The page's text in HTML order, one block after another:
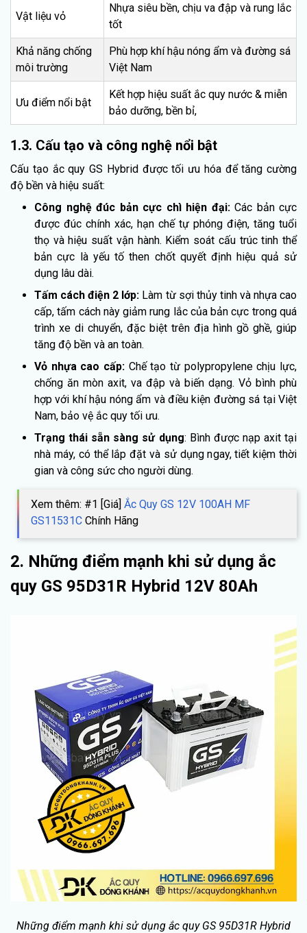
Vật liệu vỏ
Nhựa siêu bền, chịu va đập và rung lắc
tốt
Khả năng chống
môi trường
Phù hợp khí hậu nóng ẩm và đường sá
Việt Nam
Ưu điểm nổi bật
Kết hợp hiệu suất ắc quy nước & miễn
bảo dưỡng, bền bỉ,
1.3. Cấu tạo và công nghệ nổi bật
Cấu tạo ắc quy GS Hybrid được tối ưu hóa để tăng cường
độ bền và hiệu suất:
Công nghệ đúc bản cực chì hiện đại:Các bản cực
được đúc chính xác, hạn chế tự phóng điện, tăng tuổi
thọ và hiệu suất vận hành. Kiểm soát cấu trúc tinh thể
bản cực là yếu tố then chốt quyết định hiệu quả sử
dụng lâu dài.
Tấm cách điện 2 lớp: Làm từ sợi thủy tinh và nhựa cao
cấp, tấm cách này giảm rung lắc của bản cực trong quá
trình xe di chuyển, đặc biệt trên địa hình gồ ghề, giúp
tăng độ bền và an toàn.
Vỏ nhựa cao cấp: Chế tạo từ polypropylene chịu lực,
chống ăn mòn axit, va đập và biến dạng. Vỏ bình phù
hợp với khí hậu nóng ẩm và điều kiện đường sá tại Việt
Nam, bảo vệ ắc quy tối ưu.
Trạng thái sẵn sàng sử dụng: Bình được nạp axit tại
nhà máy, có thể lắp đặt và sử dụng ngay, tiết kiệm thời
gian và công sức cho người dùng.
Xem thêm: #1 [Giá] Ắc Quy GS 12V 100AH MF
GS11531C Chính Hãng
2. Những điểm mạnh khi sử dụng ắc
quy GS 95D31R Hybrid 12V 80Ah
Những điểm mạnh khi sử dụng ắc quy GS 95D31R Hybrid